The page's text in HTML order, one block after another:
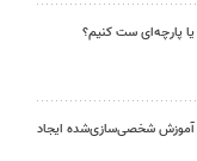
یا پارچه‌ای ست کنیم؟
آموزش شخصی‌سازی‌شده ایجاد